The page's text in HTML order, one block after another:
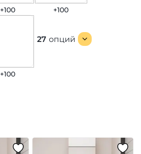
+100 +100
+100
27 опций